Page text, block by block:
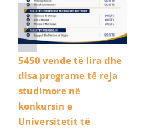
5450 vende të lira dhe
disa programe të reja
studimore në
konkursin e
Universitetit të